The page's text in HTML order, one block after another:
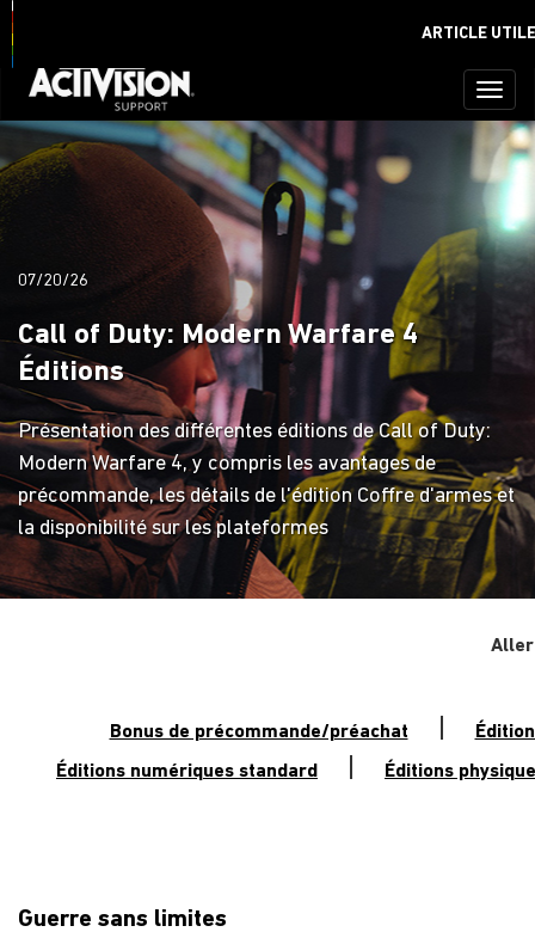
SE CONNECTER
ARTICLE
07/20/26
Call of Duty: Modern Warfare 4
Éditions
Présentation des différentes éditions de Call of Duty:
Modern Warfare 4, y compris les avantages de
précommande, les détails de l'édition Coffre d'armes et
la disponibilité sur les plateformes
Aller
Bonus de précommande/préachat
Éditions numériques standard Éditions
Guerre sans limites